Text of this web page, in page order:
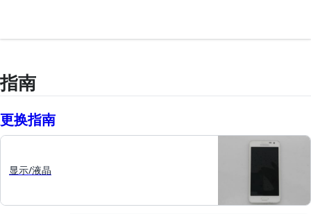
指南
更换指南
显示/液晶